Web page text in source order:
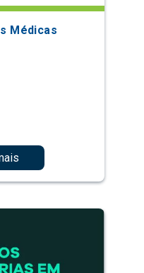
Médicas